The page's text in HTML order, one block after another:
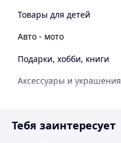
Товары для детей
Авто - мото
Подарки, хобби, книги
Аксессуары и украшения
Спорт и отдых
Тебя заинтересует